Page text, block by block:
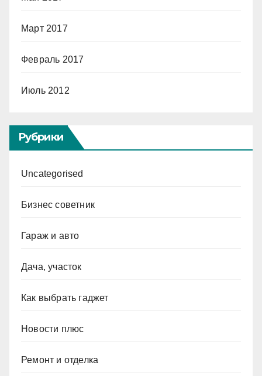
Март 2017
Февраль 2017
Июль 2012
Рубрики
Uncategorised
Бизнес советник
Гараж и авто
Дача, участок
Как выбрать гаджет
Новости плюс
Ремонт и отделка